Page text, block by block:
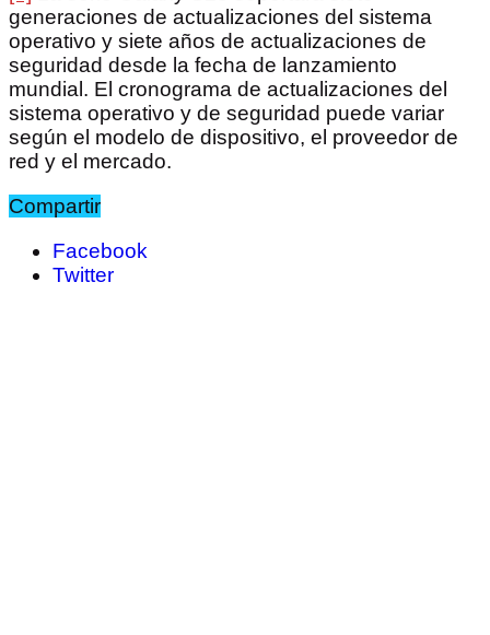
generaciones de actualizaciones del sistema
operativo y siete años de actualizaciones de
seguridad desde la fecha de lanzamiento
mundial. El cronograma de actualizaciones del
sistema operativo y de seguridad puede variar
según el modelo de dispositivo, el proveedor de
red y el mercado.
Compartir
Facebook
Twitter